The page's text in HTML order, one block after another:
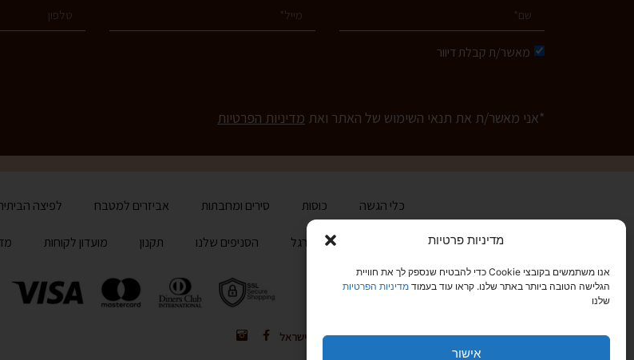
מדיניות פרטיות
אנו משתמשים בקובצי Cookie כדי להבטיח שנספק לך את חוויית
הגלישה הטובה ביותר באתר שלנו. קראו עוד בעמודמדיניות הפרטיות
שלנו
אישור
מאשר/ת קבלת דיוור
*אני מאשר/ת את תנאי השימוש של האתר ואת מדיניות הפרטיות
כלי הגשה כוסות סירים ומחבתות אביזרים למטבח לפיצה
הכירו את ארגל הסניפים שלנו תקנון מועדון לקוחות
טלפון: 03-6829999 קיבוץ גלויות 20, תל אביב 68166, ישראל